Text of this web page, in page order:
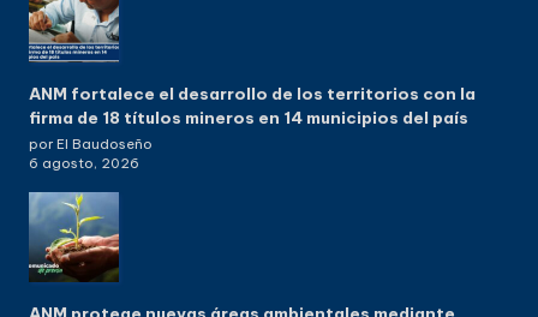
ANM fortalece el desarrollo de los territorios con la
firma de 18 títulos mineros en 14 municipios del país
por El Baudoseño
6 agosto, 2026